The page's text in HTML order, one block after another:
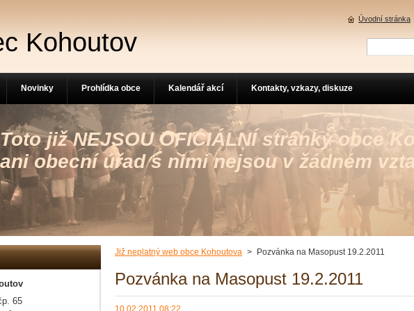
Kohoutov
Toto již NEJSOU OFICIÁLNÍ stránky obce
ani obecní úřad s nimi nejsou v žádném
Již neplatný web obce Kohoutova > Pozvánka na Masopust 19.2.2011
Pozvánka na Masopust 19.2.2011
10.02.2011 08:22
65
Novinky Prohlídka obce Kalendář akcí Kontakty, vzkazy, diskuze
Úvodní stránka